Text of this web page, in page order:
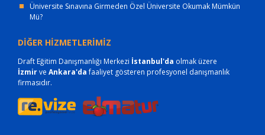
Üniversite Sınavına Girmeden Özel Üniversite Okumak Mümkün
Mü?
DİĞER HİZMETLERİMİZ
Draft Eğitim Danışmanlığı Merkezi İstanbul'da olmak üzere
İzmirve Ankara'dafaaliyet gösteren profesyonel danışmanlık
firmasıdır.